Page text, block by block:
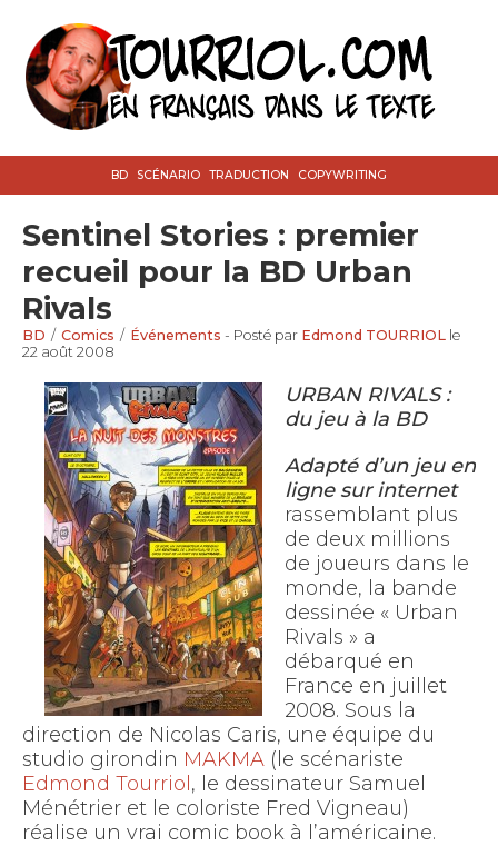
BD SCÉNARIO TRADUCTION COPYWRITING
Sentinel Stories : premier
recueil pour la BD Urban
Rivals
BD / Comics / Événements - Posté par Edmond TOURRIOL le
22 août 2008
URBAN RIVALS :
du jeu à la BD
Adapté d’un jeu en
ligne sur internet
rassemblant plus
de deux millions
de joueurs dans le
monde, la bande
dessinée « Urban
Rivals » a
débarqué en
France en juillet
2008. Sous la
direction de Nicolas Caris, une équipe du
studio girondin MAKMA (le scénariste
Edmond Tourriol , le dessinateur Samuel
Ménétrier et le coloriste Fred Vigneau)
réalise un vrai comic book à l’américaine.